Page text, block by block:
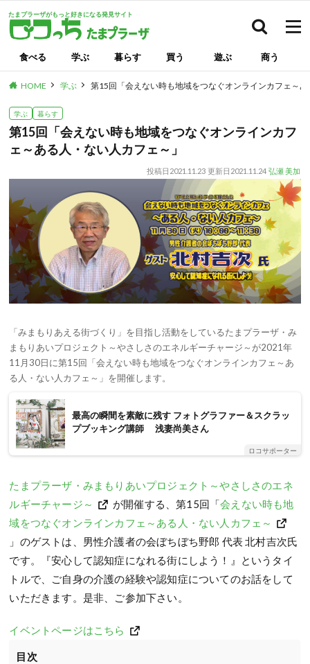
たまプラーザがもっと好きになる発見サイト
食べる 学ぶ 暮らす 買う 遊ぶ 商う
HOME 学ぶ 第15回「会えない時も地域をつなぐオンラインカフェ～
学ぶ 暮らす
第15回「会えない時も地域をつなぐオンラインカフ
ェ～ある人・ない人カフェ～」
投稿日 2021.11.23 更新日 2021.11.24 弘瀬 美加
「みまもりあえる街づくり」を目指し活動をしているたまプラーザ・み
まもりあいプロジェクト～やさしさのエネルギーチャージ～が2021年
11月30日に第15回「会えない時も地域をつなぐオンラインカフェ～あ
る人・ない人カフェ～」を開催します。
最高の瞬間を素敵に残す フォトグラファー＆スクラッ
プブッキング講師 浅妻尚美さん
ロコサポーター
たまプラーザ・みまもりあいプロジェクト～やさしさのエネ
ルギーチャージ～
が開催する、第15回「会えない時も地
域をつなぐオンラインカフェ～ある人・ない人カフェ～
」のゲストは、男性介護者の会ぼちぼち野郎 代表 北村吉次氏
です。『安心して認知症になれる街にしよう！』というタイ
トルで、ご自身の介護の経験や認知症についてのお話をして
いただきます。是非、ご参加下さい。
イベントページはこちら
目次